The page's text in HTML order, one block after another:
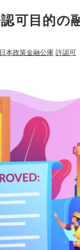
可目的の
日本政策金融公庫 許認可